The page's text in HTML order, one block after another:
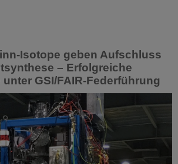
Isotope geben Aufschluss
– Erfolgreiche
GSI/FAIR-Federführung